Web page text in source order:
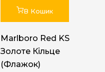
В Кошик
Marlboro Red KS
Золоте Кільце
(Флажок)